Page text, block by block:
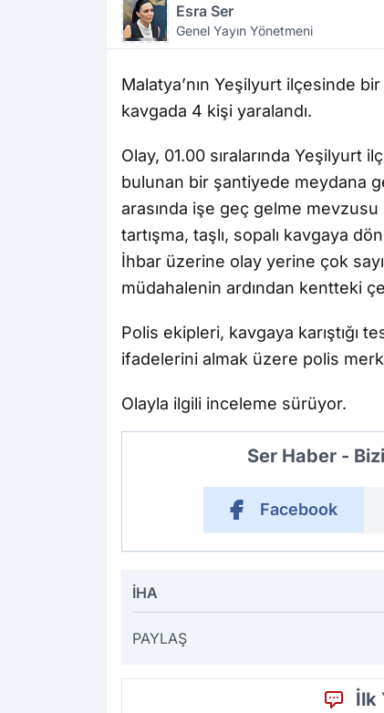
Esra Ser
Genel Yayın Yönetmeni
Malatya’nın Yeşilyurt ilçesinde
kavgada 4 kişi yaralandı.
Olay, 01.00 sıralarında Yeşilyurt
bulunan bir şantiyede meydana
arasında işe geç gelme mevzusu
tartışma, taşlı, sopalı kavgaya
İhbar üzerine olay yerine çok
müdahalenin ardından kentteki
Polis ekipleri, kavgaya karıştığı
ifadelerini almak üzere polis
Olayla ilgili inceleme sürüyor.
Ser Haber -
Facebook
İHA
PAYLAŞ
İlk